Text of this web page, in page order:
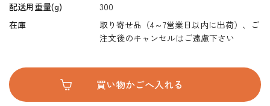
配送用重量(g)
300
在庫
取り寄せ品（4～7営業日以内に出荷）、ご
注文後のキャンセルはご遠慮下さい